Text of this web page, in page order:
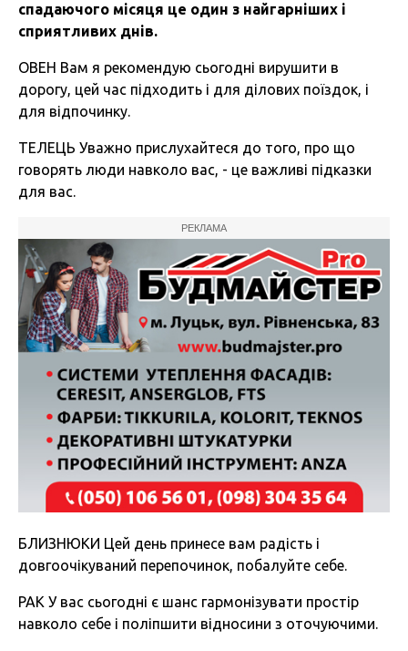
спадаючого місяця це один з найгарніших і
сприятливих днів.
ОВЕН Вам я рекомендую сьогодні вирушити в
дорогу, цей час підходить і для ділових поїздок, і
для відпочинку.
ТЕЛЕЦЬ Уважно прислухайтеся до того, про що
говорять люди навколо вас, - це важливі підказки
для вас.
РЕКЛАМА
БЛИЗНЮКИ Цей день принесе вам радість і
довгоочікуваний перепочинок, побалуйте себе.
РАК У вас сьогодні є шанс гармонізувати простір
навколо себе і поліпшити відносини з оточуючими.